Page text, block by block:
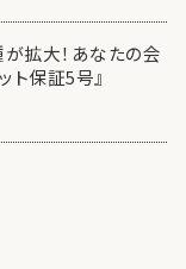
拡大！あなたの会
ト保証5号』